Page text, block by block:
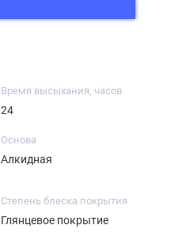
Время высыхания, часов
24
Основа
Алкидная
Степень блеска покрытия
Глянцевое покрытие